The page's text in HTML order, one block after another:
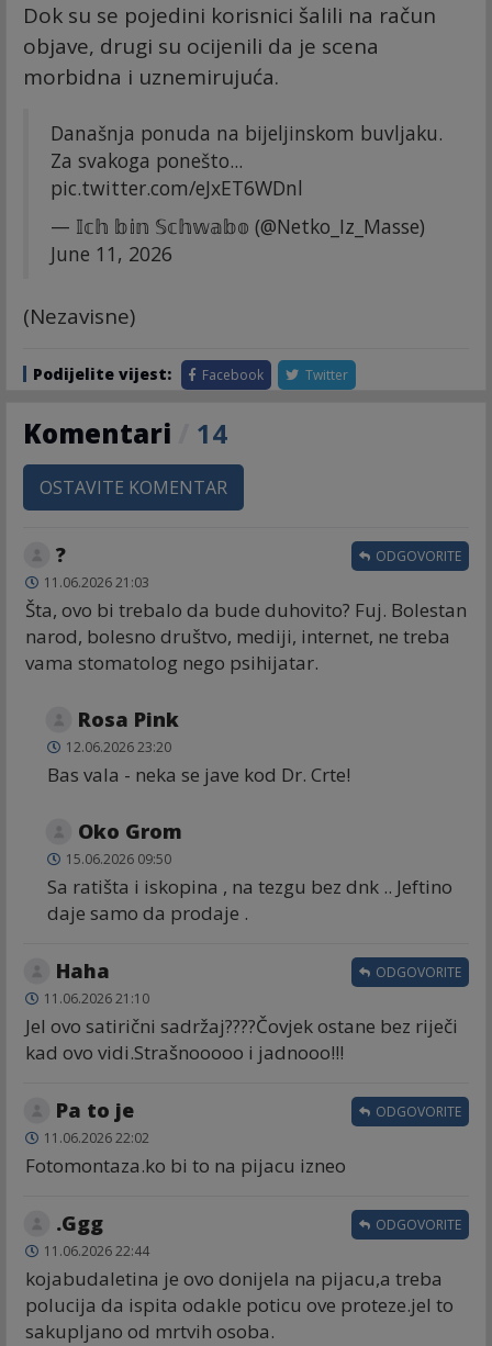
Dok su se pojedini korisnici šalili na račun
objave, drugi su ocijenili da je scena
morbidna i uznemirujuća.
Današnja ponuda na bijeljinskom buvljaku.
Za svakoga ponešto...
pic.twitter.com/eJxET6WDnl
— 𝕀𝕔𝕙 𝕓𝕚𝕟 𝕊𝕔𝕙𝕨𝕒𝕓𝕠 (@Netko_Iz_Masse)
June 11, 2026
(Nezavisne)
Podijelite vijest: Facebook Twitter
Komentari 14
OSTAVITE KOMENTAR
?
11.06.2026 21:03
Šta, ovo bi trebalo da bude duhovito? Fuj. Bolestan
narod, bolesno društvo, mediji, internet, ne treba
vama stomatolog nego psihijatar.
ODGOVORITE
Rosa Pink
12.06.2026 23:20
Bas vala - neka se jave kod Dr. Crte!
Oko Grom
15.06.2026 09:50
Sa ratišta i iskopina , na tezgu bez dnk .. Jeftino
daje samo da prodaje .
Haha
11.06.2026 21:10
Jel ovo satirični sadržaj????Čovjek ostane bez riječi
kad ovo vidi.Strašnooooo i jadnooo!!!
ODGOVORITE
Pa to je
11.06.2026 22:02
Fotomontaza.ko bi to na pijacu izneo
ODGOVORITE
.Ggg
11.06.2026 22:44
kojabudaletina je ovo donijela na pijacu,a treba
polucija da ispita odakle poticu ove proteze.jel to
sakupljano od mrtvih osoba.
ODGOVORITE